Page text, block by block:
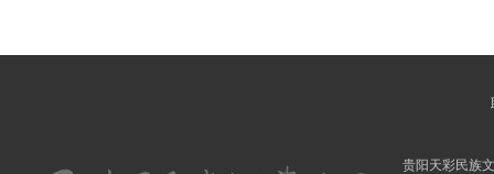
贵阳天彩民族